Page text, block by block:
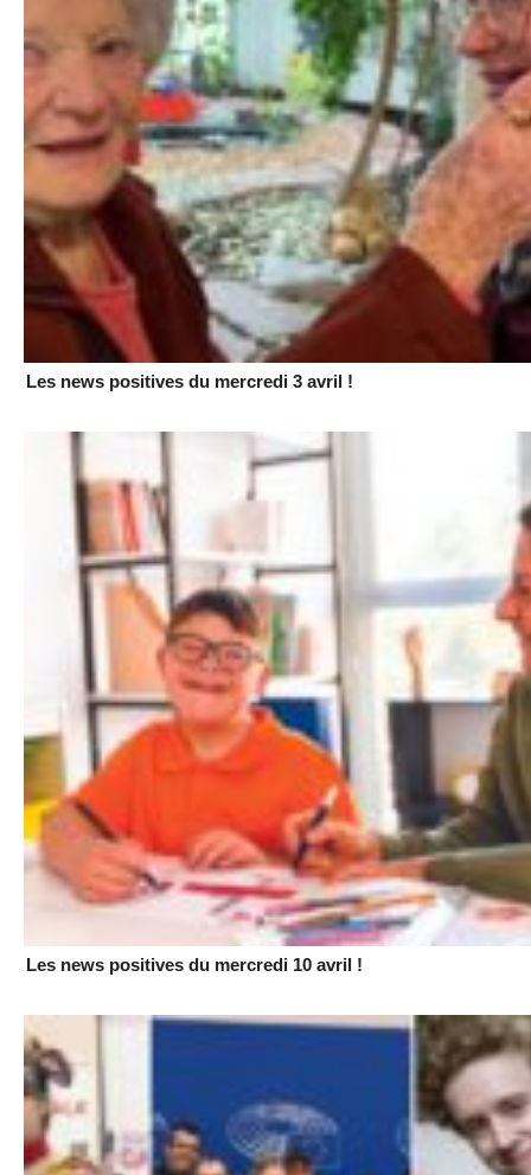
Les news positives du mercredi 3 avril !
Les news positives du mercredi 10 avril !